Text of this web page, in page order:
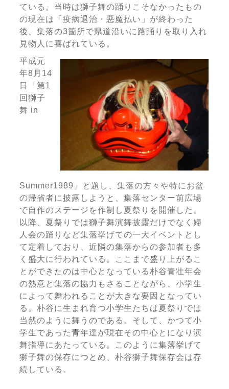
ている。当時は獅子舞の踊りこそなかったもの
の現在は「疫病退治・悪魔払い」が終わった
後、集落の3箇所で県道沿いに路踊りを取り入れ
見物人に喜ばれている。
平成元
年8月14
日「第1
回獅子
舞 in
Summer1989」と題し、集落の方々や特にお盆
の帰省者に披露しようと、集落センター前広場
で自作のステージを作制し夏祭りを開催した。
以降、夏祭りでは獅子舞演舞披露だけでなく婦
人会の踊りなど集落挙げての一大イベントとし
て定着しており、近隣の集落からの参加者も多
く盛大に行われている。ここまで盛り上がるこ
とができたのは中心となっている朴谷青壮年会
の熱意と集落の協力もさることながら、小学生
によって舞われることが大きな要因となってい
る。朴谷に生まれ育つ小学生たちは夏祭りでは
当然のように舞うのである。そして、かつて小
学生であった青年達が現在その中心とになり演
舞指導にあたっている。このように集落挙げて
獅子舞の保存につとめ、朴谷獅子舞保存会は存
続している。